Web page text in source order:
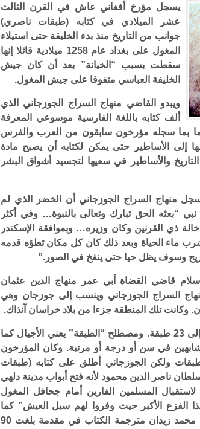
يسجل مؤرخ أفغاني عاش في القرن الثالث
عشر الميلادي في كتابه (طبقات ناصري)
جوانب من التاريخ منذ بدء الخليقة حتى استيلاء
المغول على بغداد عام 1258 ميلادية قائلا إنها
سقطت بسبب “الخيانة” بعد أن كان جيش
الخليفة العباسي متفوقا على جيش المغول.
ويبدو القاضي منهاج السراج الجوزجاني الذي
ألف كتابه باللغة الفارسية موسوعي المعرفة
بما سجله مؤرخون سابقون من العرب والفرس
إلى الأساطير حتى يمكن لكتابه أن يصبح مادة
والأساطير في سعيها لتجسيد أشواق البشر
منهاج السراج الجوزجاني أن الخضر الذي لم
“بعثه الحق تبارك وتعالى بالنبوة… وفي أكثر
خالة ذي القرنين وكان وزيره… وبموافقة الإسكندر
ماء الحياة وبعد ذلك كان كل مكان تطؤه قدمه
وسوف يظل حيا حتى ينفخ في الصور.”
قاضي القضاة أبي عمر منهاج الدين عثمان
السراج الجوزجاني وينسب إلى جوزجان وهي
وكانت تلك المنطقة جزءا من بلاد خراسان آنذاك.
وقسم المؤلف كتابه إلى 23 طبقة. ومصطلح “الطبقة” يعني الأجيال كما
في سن أو درجة أو مرتبة. وكان المؤرخون
ولكن الجوزجاني أطلق على كتابه (طبقات
ناصر الدين محمود لأنه فتح أبواب مدينة دلهي
لاستقبال المسلمين الفارين أمام جحافل المغول
الفزع الأكبر حيث وفروا لهم سبل العيش” كما
تقول الدكتورة عفاف محمد زيدان مترجمة الكتاب في مقدمة بلغت 90